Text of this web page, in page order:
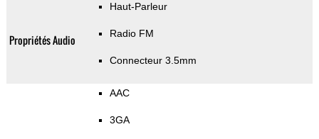
Propriétés Audio
Haut-Parleur
Radio FM
Connecteur 3.5mm
AAC
3GA